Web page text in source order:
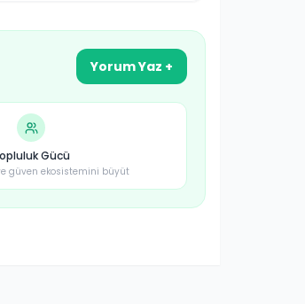
Yorum Yaz +
Gücü
güven ekosistemini büyüt